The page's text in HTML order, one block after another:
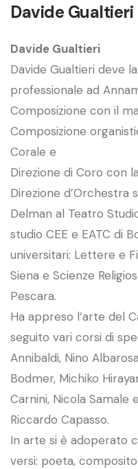
Davide Gualtieri
Davide Gualtieri
Davide Gualtieri deve
professionale ad
Composizione con il
Composizione
Corale e
Direzione di Coro con
Direzione d’Orchestra
Delman al Teatro
studio CEE e EATC di
universitari: Lettere e
Siena e Scienze
Pescara.
Ha appreso l’arte del
seguito vari corsi di
Annibaldi, Nino
Bodmer, Michiko
Carnini, Nicola Samale e
Riccardo Capasso.
In arte si è adoperato
versi: poeta,